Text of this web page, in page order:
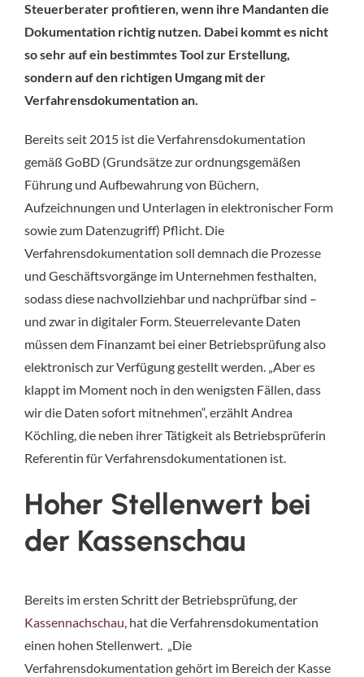
Steuerberater profitieren, wenn ihre Mandanten die
Dokumentation richtig nutzen. Dabei kommt es nicht
so sehr auf ein bestimmtes Tool zur Erstellung,
sondern auf den richtigen Umgang mit der
Verfahrensdokumentation an.
Bereits seit 2015 ist die Verfahrensdokumentation
gemäß GoBD (Grundsätze zur ordnungsgemäßen
Führung und Aufbewahrung von Büchern,
Aufzeichnungen und Unterlagen in elektronischer Form
sowie zum Datenzugriff) Pflicht. Die
Verfahrensdokumentation soll demnach die Prozesse
und Geschäftsvorgänge im Unternehmen festhalten,
sodass diese nachvollziehbar und nachprüfbar sind –
und zwar in digitaler Form. Steuerrelevante Daten
müssen dem Finanzamt bei einer Betriebsprüfung also
elektronisch zur Verfügung gestellt werden. „Aber es
klappt im Moment noch in den wenigsten Fällen, dass
wir die Daten sofort mitnehmen“, erzählt Andrea
Köchling, die neben ihrer Tätigkeit als Betriebsprüferin
Referentin für Verfahrensdokumentationen ist.
Hoher Stellenwert bei
der Kassenschau
Bereits im ersten Schritt der Betriebsprüfung, der
Kassennachschau, hat die Verfahrensdokumentation
einen hohen Stellenwert. „Die
Verfahrensdokumentation gehört im Bereich der Kasse